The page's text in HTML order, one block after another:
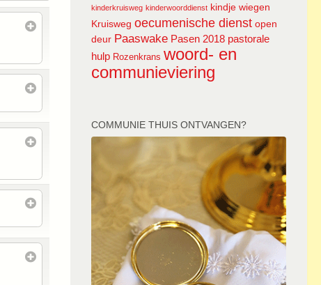
kinderkruisweg kinderwoorddienst kindje wiegen
Kruisweg oecumenische dienst open
deur Paaswake Pasen 2018 pastorale
hulp Rozenkrans woord- en
communieviering
COMMUNIE THUIS ONTVANGEN?